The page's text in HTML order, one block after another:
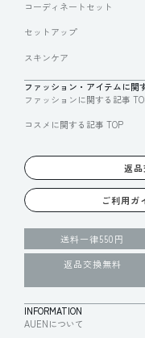
コーディネートセット
セットアップ
スキンケア
ファッション・アイテムに関
ファッションに関する記事
コスメに関する記事 TOP
返
ご利用ガ
送料一律550円
返品交換無料
INFORMATION
AUENについて